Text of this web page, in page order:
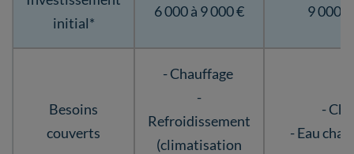
initial*
6 000 à 9 000 € 9 000
Besoins
couverts
- Chauffage
-
Refroidissement
(climatisation
-
- Eau